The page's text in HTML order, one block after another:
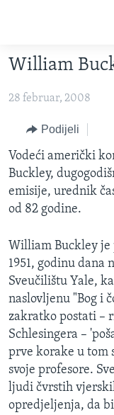
glavni
Pređi
navigaciju
Idi
na
pretragu
VIDEO
FOTOGRAFIJE DANA
VIJESTI
SJEDINJENE
BOSNA I
NAUKA I
SPECIJALNI
SLOBODA MEDIJA
ŽENSKA STRANA
IZBJEGLIČKA
MAGAZIN
O GLASU AMERIKE
Learning English
William
28 februar, 2008
Podijeli
Vodeći američki
Buckley,
emisije, urednik
od 82 godine.
William Buckley
1951, godinu dana
Sveučilištu Yale,
naslovljenu "Bog i
zakratko postati –
Schlesingera –
prve korake u tom
svoje profesore.
ljudi čvrstih
opredjeljenja, da